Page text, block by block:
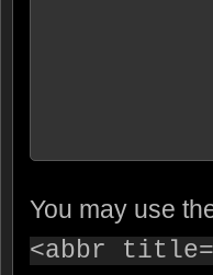
You may use
<abbr